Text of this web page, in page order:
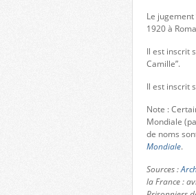
Le
1920 à
Il est inscrit
Camille”.
Il est inscrit
Note :
Mondiale
de noms
Mondiale.
Sources :
la France :